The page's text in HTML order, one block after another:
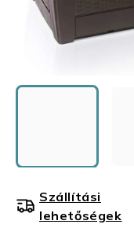
Szállítási
lehetőségek